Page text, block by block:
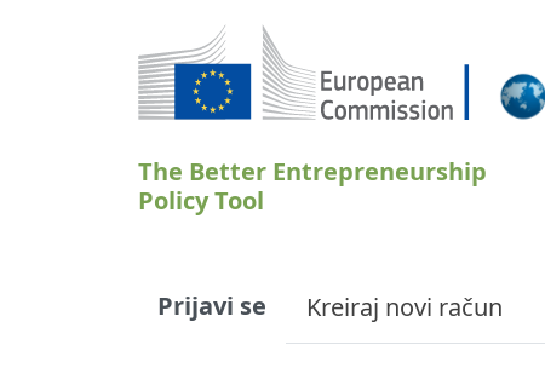
The Better Entrepreneurship
Policy Tool
Primary tabs
Prijavi se Kreiraj novi račun